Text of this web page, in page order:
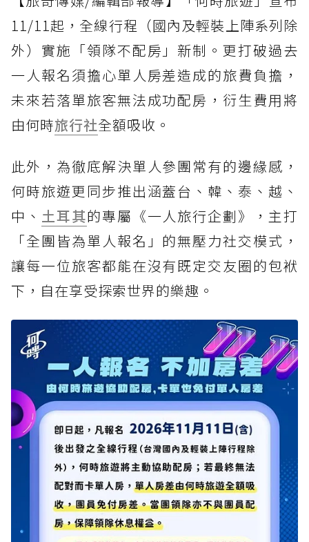
11/11起，全線行程（國內及輕裝上陣系列除
外）實施「領隊不配房」新制。更打破過去
一人報名須擔心單人房差造成的旅費負擔，
未來若落單旅客無法成功配房，衍生費用將
由何時旅行社全額吸收。
此外，為徹底解決單人參團常有的邊緣感，
何時旅遊更同步推出涵蓋台、韓、泰、越、
中、 土耳其的專屬《一人旅行企劃》，主打
「全團皆為單人報名」的無壓力社交模式，
讓每一位旅客都能在沒有既定交友圈的包袱
下，自在享受探索世界的樂趣。